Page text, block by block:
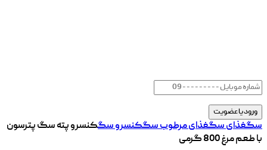
سگغذای سگغذای مرطوب سگکنسرو سگکنسرو پته سگ پترسون
با طعم مرغ 800 گرمی